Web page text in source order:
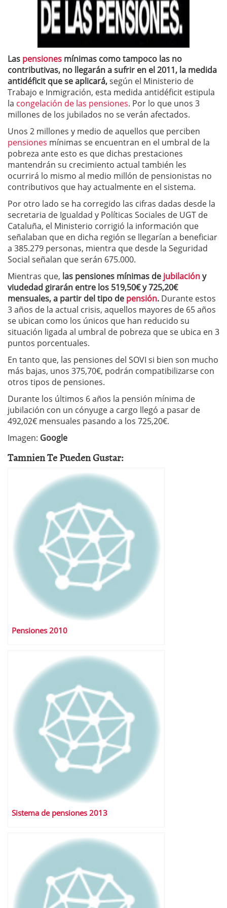
Las pensiones mínimas como tampoco las no
contributivas, no llegarán a sufrir en el 2011, la medida
antidéficit que se aplicará,según el Ministerio de
Trabajo e Inmigración, esta medida antidéficit estipula
la congelación de las pensiones. Por lo que unos 3
millones de los jubilados no se verán afectados.
Unos 2 millones y medio de aquellos que perciben
pensiones mínimas se encuentran en el umbral de la
pobreza ante esto es que dichas prestaciones
mantendrán su crecimiento actual también les
ocurrirá lo mismo al medio millón de pensionistas no
contributivos que hay actualmente en el sistema.
Por otro lado se ha corregido las cifras dadas desde la
secretaria de Igualdad y Políticas Sociales de UGT de
Cataluña, el Ministerio corrigió la información que
señalaban que en dicha región se llegarían a beneficiar
a 385.279 personas, mientra que desde la Seguridad
Social señalan que serán 675.000.
Mientras que, las pensiones mínimas de jubilacióny
viudedad girarán entre los 519,50€ y 725,20€
mensuales, a partir del tipo de pensión. Durante estos
3 años de la actual crisis, aquellos mayores de 65 años
se ubican como los únicos que han reducido su
situación ligada al umbral de pobreza que se ubica en 3
puntos porcentuales.
En tanto que, las pensiones del SOVI si bien son mucho
más bajas, unos 375,70€, podrán compatibilizarse con
otros tipos de pensiones.
Durante los últimos 6 años la pensión mínima de
jubilación con un cónyuge a cargo llegó a pasar de
492,02€ mensuales pasando a los 725,20€.
Imagen: Google
Tamnien Te Pueden Gustar:
Pensiones 2010
Sistema de pensiones 2013